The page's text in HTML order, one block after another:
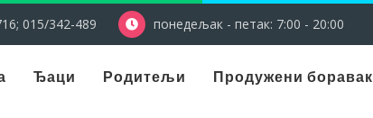
015/342-489 понедељак - петак: 7:00 - 20:00
Ђаци Родитељи Продужени боравак